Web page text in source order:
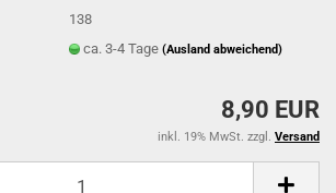
138
ca. 3-4 Tage(Ausland abweichend)
8,90 EUR
inkl. 19% MwSt. zzgl. Versand